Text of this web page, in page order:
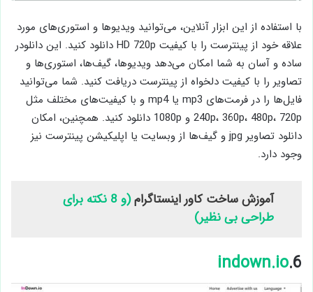
با استفاده از این ابزار آنلاین، می‌توانید ویدیوها و استوری‌های مورد
علاقه خود از پینترست را با کیفیت HD 720p دانلود کنید. این دانلودر
ساده و آسان به شما امکان می‌دهد ویدیوها، گیف‌ها، استوری‌ها و
تصاویر را با کیفیت دلخواه از پینترست دریافت کنید. شما می‌توانید
فایل‌ها را در فرمت‌های mp3 یا mp4 و با کیفیت‌های مختلف مثل
240p، 360p، 480p، 720p و 1080p دانلود کنید. همچنین، امکان
دانلود تصاویر jpg و گیف‌ها از وبسایت یا اپلیکیشن پینترست نیز
وجود دارد.
آموزش ساخت کاور اینستاگرام
(و 8 نکته برای
طراحی بی نظیر)
6.
indown.io